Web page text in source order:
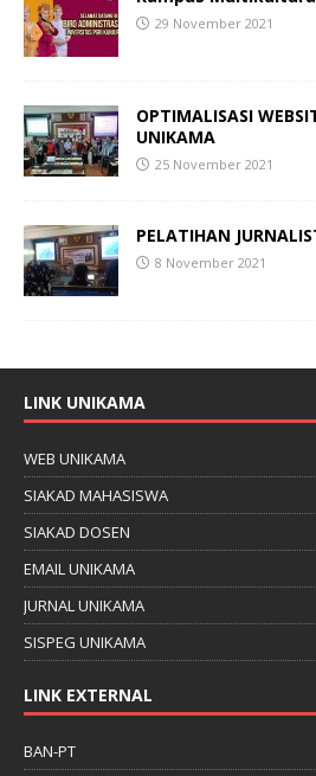
29 November 2021
OPTIMALISASI
UNIKAMA
25 November 2021
PELATIHAN
8 November 2021
LINK UNIKAMA
WEB UNIKAMA
SIAKAD MAHASISWA
SIAKAD DOSEN
EMAIL UNIKAMA
JURNAL UNIKAMA
SISPEG UNIKAMA
LINK EXTERNAL
BAN-PT